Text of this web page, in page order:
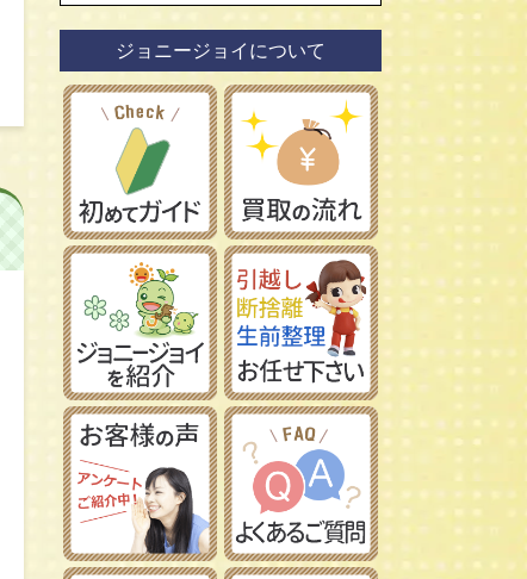
フランス車
タミヤ/田宮模型
ハセガワ/長谷川製作所
フジミ模型/FUJIMI
アオシマ/青島文化教材社
イマイ/IMAI /今井科学
コトブキヤ/壽屋
イタレリ/ITALERI
レベル/Revell
鉄道模型社
レーマン/LGB
Ｎゲージ
ＨＯゲージ
Ｚゲージ
車両パーツ
ストラクチャー
Ｇゲージ
Ｏゲージ
ジョニージョイについて